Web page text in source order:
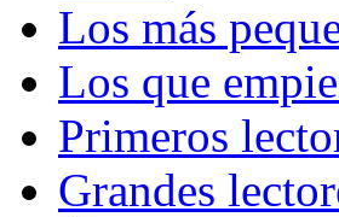
Los más
Los que
Primeros
Grandes